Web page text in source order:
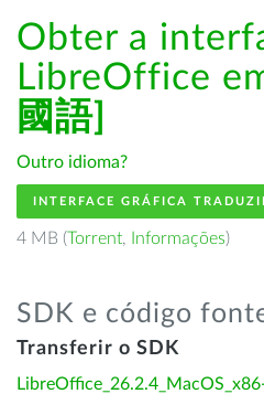
Obter a
LibreOffice
國語]
Outro idioma?
INTERFACE GRÁFICA
4 MB (Torrent, Informações)
SDK e código
Transferir o SDK